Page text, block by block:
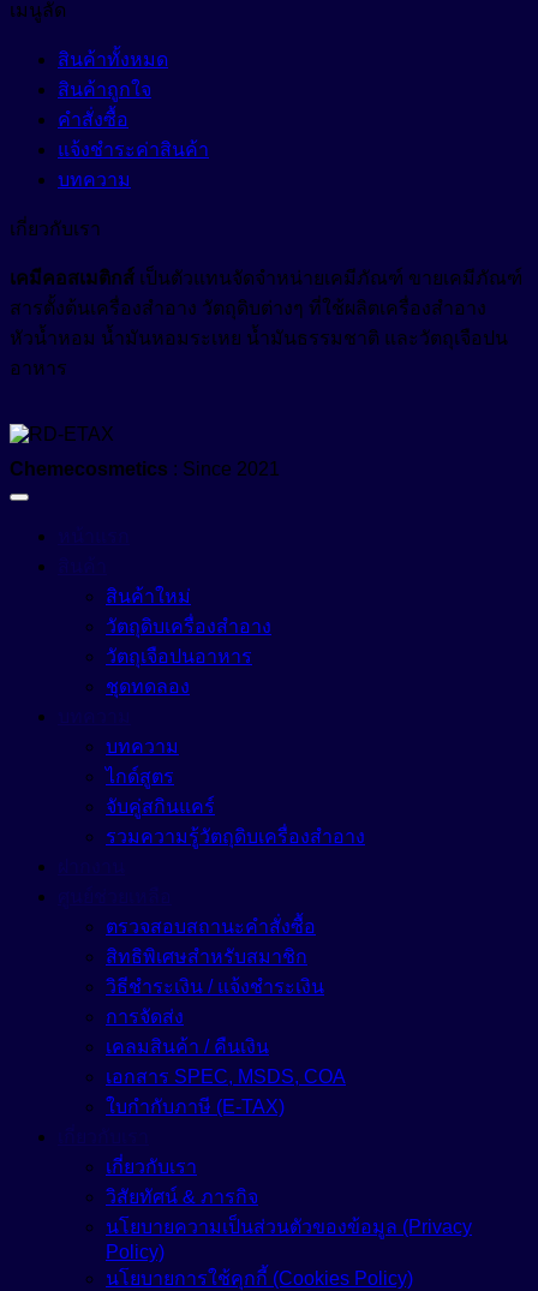
เมนูลัด
สินค้าทั้งหมด
สินค้าถูกใจ
คำสั่งซื้อ
แจ้งชำระค่าสินค้า
บทความ
เกี่ยวกับเรา
เคมีคอสเมติกส์ เป็นตัวแทนจัดจำหน่ายเคมีภัณฑ์ ขายเคมีภัณฑ์
สารตั้งต้นเครื่องสำอาง วัตถุดิบต่างๆ ที่ใช้ผลิตเครื่องสำอาง
หัวน้ำหอม น้ำมันหอมระเหย น้ำมันธรรมชาติ และวัตถุเจือปน
อาหาร
Chemecosmetics : Since 2021
สินค้าใหม่
วัตถุดิบเครื่องสำอาง
วัตถุเจือปนอาหาร
ชุดทดลอง
บทความ
ไกด์สูตร
จับคู่สกินแคร์
รวมความรู้วัตถุดิบเครื่องสำอาง
ตรวจสอบสถานะคำสั่งซื้อ
สิทธิพิเศษสำหรับสมาชิก
วิธีชำระเงิน / แจ้งชำระเงิน
การจัดส่ง
เคลมสินค้า / คืนเงิน
เอกสาร SPEC, MSDS, COA
ใบกำกับภาษี (E-TAX)
เกี่ยวกับเรา
วิสัยทัศน์ & ภารกิจ
นโยบายความเป็นส่วนตัวของข้อมูล (Privacy
Policy)
นโยบายการใช้คุกกี้ (Cookies Policy)